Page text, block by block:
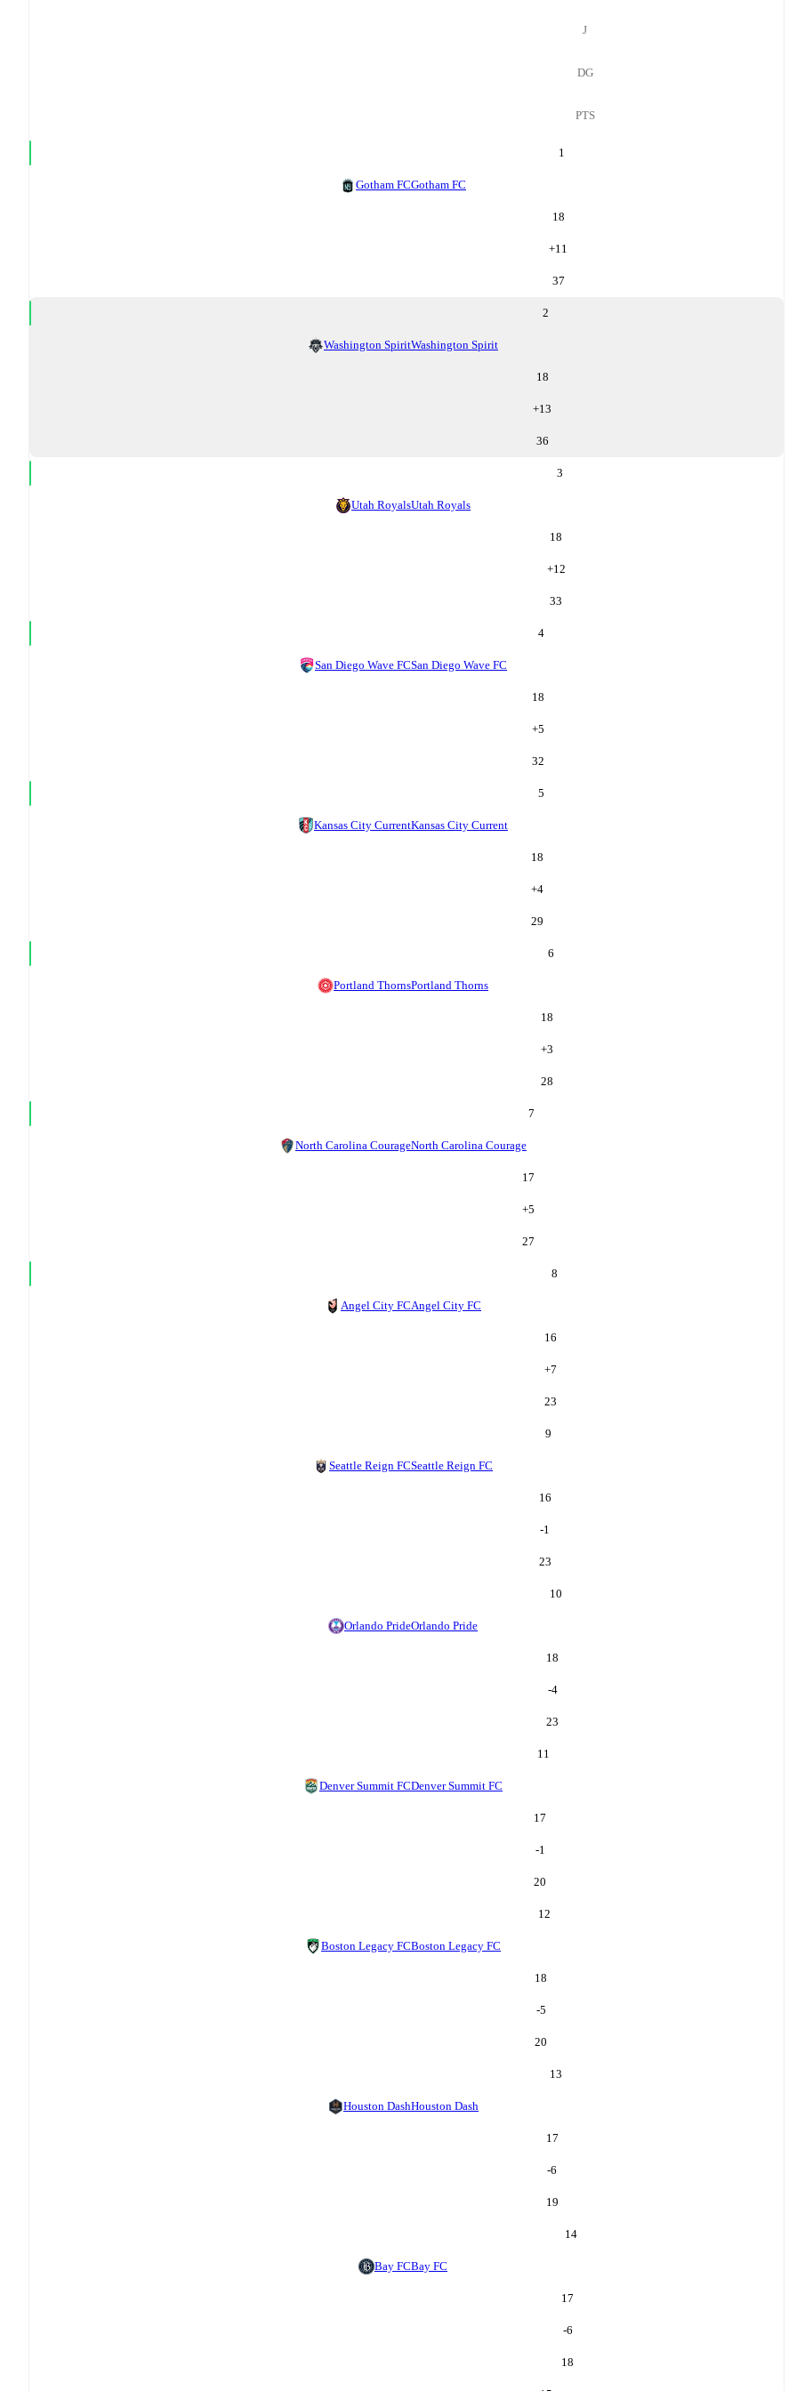
J
DG
PTS
1
Gotham FCGotham FC
18
+11
37
2
Washington SpiritWashington Spirit
18
+13
36
3
Utah RoyalsUtah Royals
18
+12
33
4
San Diego Wave FCSan Diego Wave FC
18
+5
32
5
Kansas City CurrentKansas City Current
18
+4
29
6
Portland ThornsPortland Thorns
18
+3
28
7
North Carolina CourageNorth Carolina Courage
17
+5
27
8
Angel City FCAngel City FC
16
+7
23
9
Seattle Reign FCSeattle Reign FC
16
-1
23
10
Orlando PrideOrlando Pride
18
-4
23
11
Denver Summit FCDenver Summit FC
17
-1
20
12
Boston Legacy FCBoston Legacy FC
18
-5
20
13
Houston DashHouston Dash
17
-6
19
14
Bay FCBay FC
17
-6
18